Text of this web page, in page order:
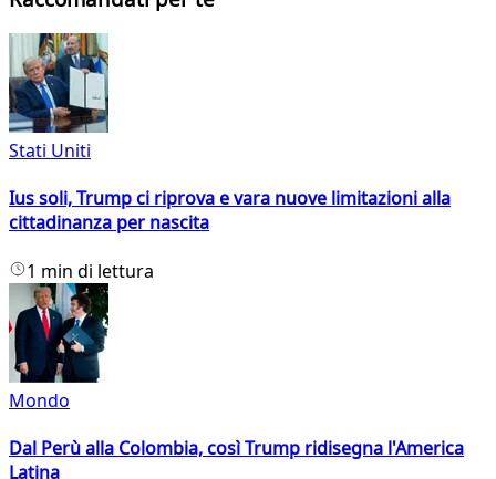
Stati Uniti
Ius soli, Trump ci riprova e vara nuove limitazioni alla
cittadinanza per nascita
1 min di lettura
Mondo
Dal Perù alla Colombia, così Trump ridisegna l'America
Latina